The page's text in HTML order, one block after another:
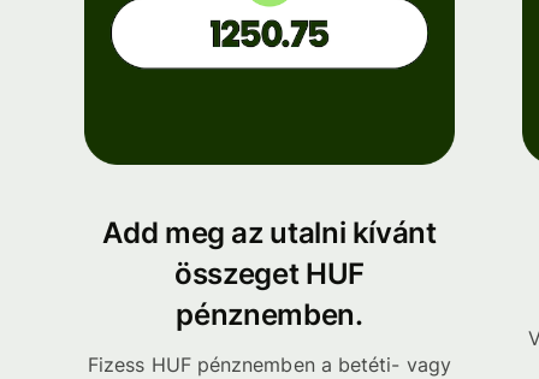
Add meg az utalni kívánt
összeget HUF
pénznemben.
Fizess HUF pénznemben a betéti- vagy